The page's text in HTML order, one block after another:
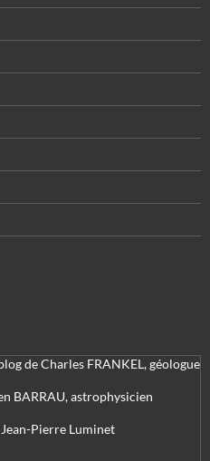
de Charles FRANKEL, géologue
BARRAU, astrophysicien
Pierre Luminet